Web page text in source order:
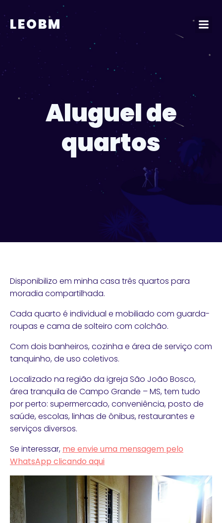
conteúdo
LEOBM
Aluguel de
quartos
Disponibilizo em minha casa três quartos para
moradia compartilhada.
Cada quarto é individual e mobiliado com guarda-
roupas e cama de solteiro com colchão.
Com dois banheiros, cozinha e área de serviço com
tanquinho, de uso coletivos.
Localizado na região da igreja São João Bosco,
área tranquila de Campo Grande – MS, tem tudo
por perto: supermercado, conveniência, posto de
saúde, escolas, linhas de ônibus, restaurantes e
serviços diversos.
Se interessar, me envie uma mensagem pelo
WhatsApp clicando aqui